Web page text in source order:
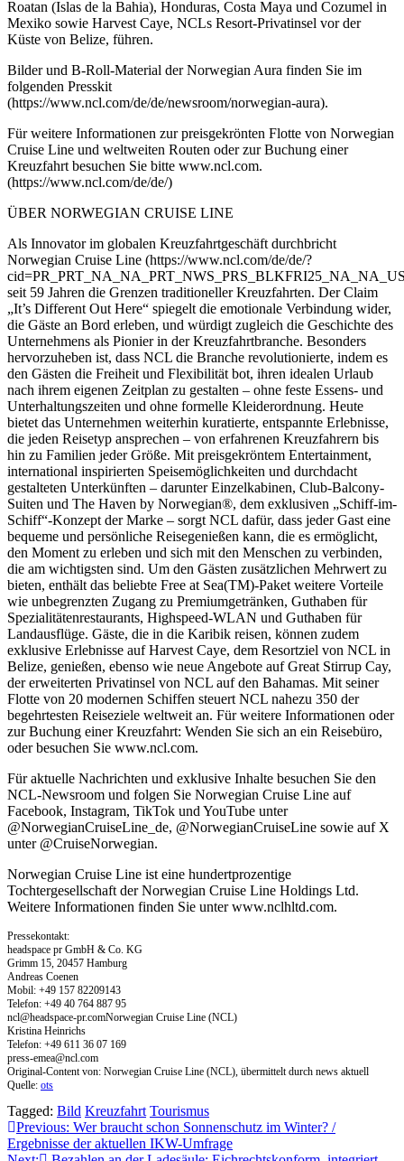
Roatan (Islas de la Bahia), Honduras, Costa Maya und Cozumel in
Mexiko sowie Harvest Caye, NCLs Resort-Privatinsel vor der
Küste von Belize, führen.
Bilder und B-Roll-Material der Norwegian Aura finden Sie im
folgenden Presskit
(https://www.ncl.com/de/de/newsroom/norwegian-aura).
Für weitere Informationen zur preisgekrönten Flotte von Norwegian
Cruise Line und weltweiten Routen oder zur Buchung einer
Kreuzfahrt besuchen Sie bitte www.ncl.com.
(https://www.ncl.com/de/de/)
ÜBER NORWEGIAN CRUISE LINE
Als Innovator im globalen Kreuzfahrtgeschäft durchbricht
Norwegian Cruise Line (https://www.ncl.com/de/de/?
seit 59 Jahren die Grenzen traditioneller Kreuzfahrten. Der Claim
„It’s Different Out Here“ spiegelt die emotionale Verbindung wider,
die Gäste an Bord erleben, und würdigt zugleich die Geschichte des
Unternehmens als Pionier in der Kreuzfahrtbranche. Besonders
hervorzuheben ist, dass NCL die Branche revolutionierte, indem es
den Gästen die Freiheit und Flexibilität bot, ihren idealen Urlaub
nach ihrem eigenen Zeitplan zu gestalten – ohne feste Essens- und
Unterhaltungszeiten und ohne formelle Kleiderordnung. Heute
bietet das Unternehmen weiterhin kuratierte, entspannte Erlebnisse,
die jeden Reisetyp ansprechen – von erfahrenen Kreuzfahrern bis
hin zu Familien jeder Größe. Mit preisgekröntem Entertainment,
international inspirierten Speisemöglichkeiten und durchdacht
gestalteten Unterkünften – darunter Einzelkabinen, Club-Balcony-
Suiten und The Haven by Norwegian®, dem exklusiven „Schiff-im-
Schiff“-Konzept der Marke – sorgt NCL dafür, dass jeder Gast eine
bequeme und persönliche Reisegenießen kann, die es ermöglicht,
den Moment zu erleben und sich mit den Menschen zu verbinden,
die am wichtigsten sind. Um den Gästen zusätzlichen Mehrwert zu
bieten, enthält das beliebte Free at Sea(TM)-Paket weitere Vorteile
wie unbegrenzten Zugang zu Premiumgetränken, Guthaben für
Spezialitätenrestaurants, Highspeed-WLAN und Guthaben für
Landausflüge. Gäste, die in die Karibik reisen, können zudem
exklusive Erlebnisse auf Harvest Caye, dem Resortziel von NCL in
Belize, genießen, ebenso wie neue Angebote auf Great Stirrup Cay,
der erweiterten Privatinsel von NCL auf den Bahamas. Mit seiner
Flotte von 20 modernen Schiffen steuert NCL nahezu 350 der
begehrtesten Reiseziele weltweit an. Für weitere Informationen oder
zur Buchung einer Kreuzfahrt: Wenden Sie sich an ein Reisebüro,
oder besuchen Sie www.ncl.com.
Für aktuelle Nachrichten und exklusive Inhalte besuchen Sie den
NCL-Newsroom und folgen Sie Norwegian Cruise Line auf
Facebook, Instagram, TikTok und YouTube unter
@NorwegianCruiseLine_de, @NorwegianCruiseLine sowie auf X
unter @CruiseNorwegian.
Norwegian Cruise Line ist eine hundertprozentige
Tochtergesellschaft der Norwegian Cruise Line Holdings Ltd.
Weitere Informationen finden Sie unter www.nclhltd.com.
Pressekontakt:
headspace pr GmbH & Co. KG
Grimm 15, 20457 Hamburg
Andreas Coenen
Mobil: +49 157 82209143
Telefon: +49 40 764 887 95
ncl@headspace-pr.comNorwegian Cruise Line (NCL)
Kristina Heinrichs
Telefon: +49 611 36 07 169
press-emea@ncl.com
Original-Content von: Norwegian Cruise Line (NCL), übermittelt durch news aktuell
Quelle: ots
Tagged: Bild Kreuzfahrt Tourismus
Beitragsnavigation
Previous: Wer braucht schon Sonnenschutz im Winter? /
Ergebnisse der aktuellen IKW-Umfrage